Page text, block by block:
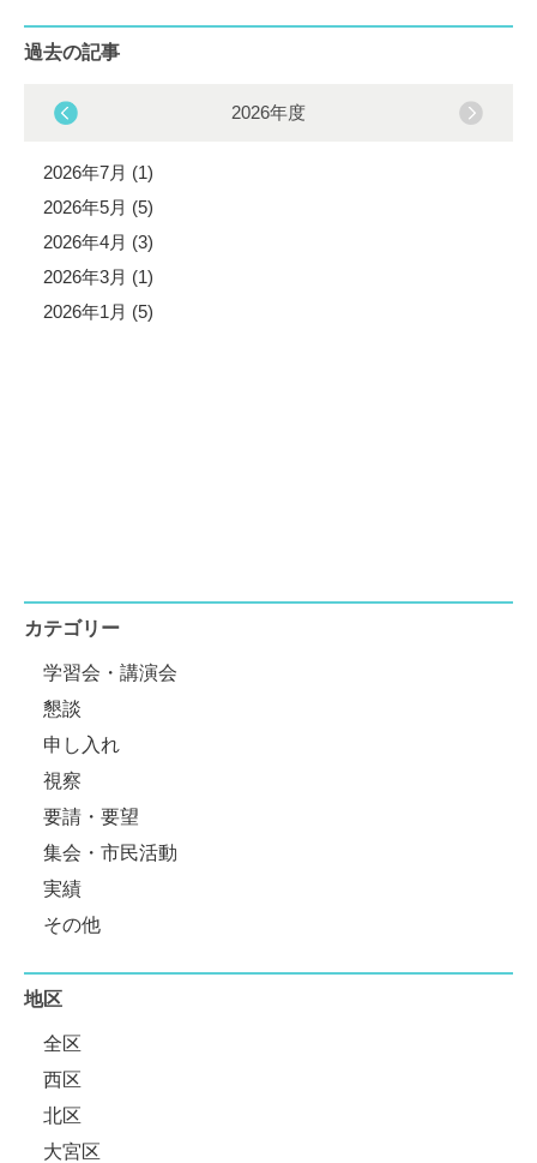
過去の記事
2026年度
2026年7月 (1)
2026年5月 (5)
2026年4月 (3)
2026年3月 (1)
2026年1月 (5)
カテゴリー
学習会・講演会
懇談
申し入れ
視察
要請・要望
集会・市民活動
実績
その他
地区
全区
西区
北区
大宮区